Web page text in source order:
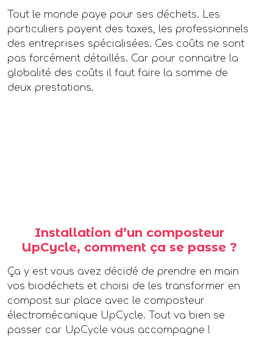
Tout le monde paye pour ses déchets. Les
particuliers payent des taxes, les professionnels
des entreprises spécialisées. Ces coûts ne sont
pas forcément détaillés. Car pour connaitre la
globalité des coûts il faut faire la somme de
deux prestations.
Installation d’un composteur
UpCycle, comment ça se passe ?
Ça y est vous avez décidé de prendre en main
vos biodéchets et choisi de les transformer en
compost sur place avec le composteur
électromécanique UpCycle. Tout va bien se
passer car UpCycle vous accompagne !